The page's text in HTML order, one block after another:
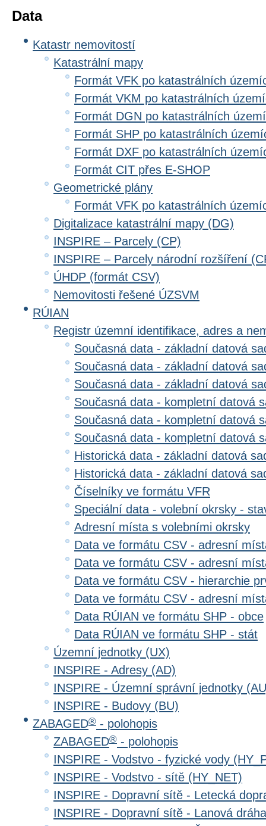
Data
Katastr nemovitostí
Katastrální mapy
Formát VFK po katastrálních
Formát VKM po katastrálních
Formát DGN po katastrálních
Formát SHP po katastrálních
Formát DXF po katastrálních
Formát CIT přes E-SHOP
Geometrické plány
Formát VFK po katastrálních
Digitalizace katastrální mapy (DG)
INSPIRE – Parcely (CP)
INSPIRE – Parcely národní rozšíření
ÚHDP (formát CSV)
Nemovitosti řešené ÚZSVM
RÚIAN
Registr územní identifikace, adres a
Současná data - základní datová
Současná data - základní datová
Současná data - základní datová
Současná data - kompletní datová
Současná data - kompletní datová
Současná data - kompletní datová
Historická data - základní datová
Historická data - základní datová
Číselníky ve formátu VFR
Speciální data - volební okrsky -
Adresní místa s volebními okrsky
Data ve formátu CSV - adresní
Data ve formátu CSV - adresní
Data ve formátu CSV - hierarchie
Data ve formátu CSV - adresní
Data RÚIAN ve formátu SHP - obce
Data RÚIAN ve formátu SHP - stát
Územní jednotky (UX)
INSPIRE - Adresy (AD)
INSPIRE - Územní správní jednotky
INSPIRE - Budovy (BU)
ZABAGED® - polohopis
ZABAGED® - polohopis
INSPIRE - Vodstvo - fyzické vody
INSPIRE - Vodstvo - sítě (HY_NET)
INSPIRE - Dopravní sítě - Letecká
INSPIRE - Dopravní sítě - Lanová